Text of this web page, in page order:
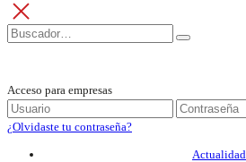
Acceso para empresas
¿Olvidaste tu contraseña?
Actualidad